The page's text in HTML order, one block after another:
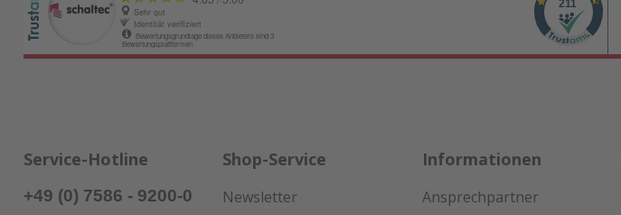
Service-Hotline
+49 (0) 7586 - 9200-0
Shop-Service
Newsletter
Informationen
Ansprechpartner